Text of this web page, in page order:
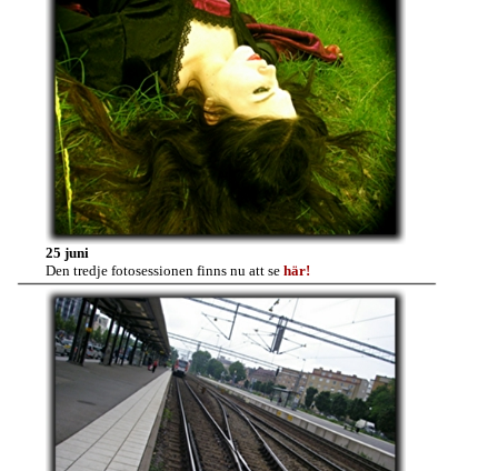
25 juni
Den tredje fotosessionen finns nu att se här!